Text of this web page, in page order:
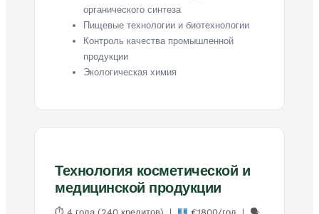
органического синтеза
Пищевые технологии и биотехнологии
Контроль качества промышленной
продукции
Экологическая химия
Технология косметической и
медицинской продукции